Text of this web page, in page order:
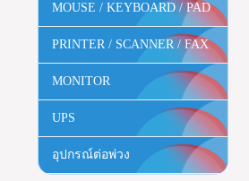
MOUSE / KEYBOARD / PAD
PRINTER / SCANNER / FAX
MONITOR
UPS
อุปกรณ์ต่อพ่วง